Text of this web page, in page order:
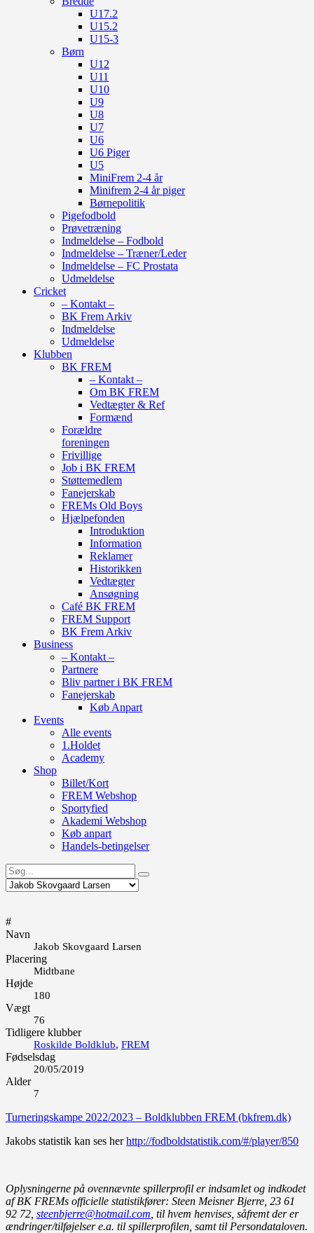
U17.2
U15.2
U15-3
Børn
U12
U11
U10
U9
U8
U7
U6
U6 Piger
U5
MiniFrem 2-4 år
Minifrem 2-4 år piger
Børnepolitik
Pigefodbold
Prøvetræning
Indmeldelse – Fodbold
Indmeldelse – Træner/Leder
Indmeldelse – FC Prostata
Udmeldelse
Cricket
– Kontakt –
BK Frem Arkiv
Indmeldelse
Udmeldelse
Klubben
BK FREM
– Kontakt –
Om BK FREM
Vedtægter & Ref
Formænd
Forældre
foreningen
Frivillige
Job i BK FREM
Støttemedlem
Fanejerskab
FREMs Old Boys
Hjælpefonden
Introduktion
Information
Reklamer
Historikken
Vedtægter
Ansøgning
Café BK FREM
FREM Support
BK Frem Arkiv
Business
– Kontakt –
Partnere
Bliv partner i BK FREM
Fanejerskab
Køb Anpart
Events
Alle events
1.Holdet
Academy
Shop
Billet/Kort
FREM Webshop
Sportyfied
Akademi Webshop
Køb anpart
Handels-betingelser
#
Navn
Jakob Skovgaard Larsen
Placering
Midtbane
Højde
180
Vægt
76
Tidligere klubber
Roskilde Boldklub, FREM
Fødselsdag
20/05/2019
Alder
7
Turneringskampe 2022/2023 – Boldklubben FREM (bkfrem.dk)
Jakobs statistik kan ses herhttp://fodboldstatistik.com/#/player/850
Oplysningerne på ovennævnte spillerprofil er indsamlet og indkodet
af BK FREMs officielle statistikfører: Steen Meisner Bjerre, 23 61
92 72, steenbjerre@hotmail.com , til hvem henvises, såfremt der er
ændringer/tilføjelser e.a. til spillerprofilen, samt til Persondataloven.